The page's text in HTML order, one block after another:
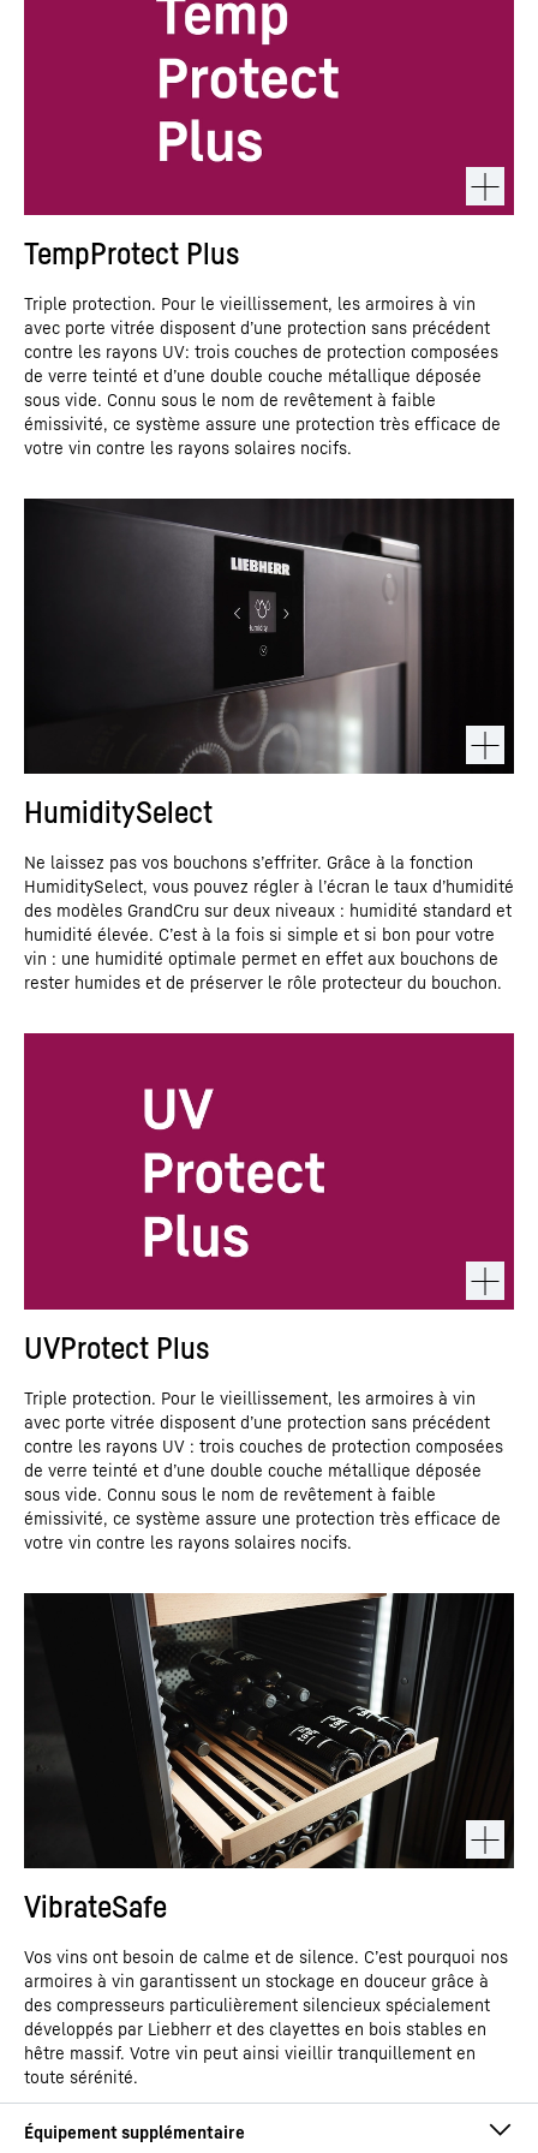
TempProtect Plus
Triple protection. Pour le vieillissement, les armoires à vin
avec porte vitrée disposent d’une protection sans précédent
contre les rayons UV: trois couches de protection composées
de verre teinté et d’une double couche métallique déposée
sous vide. Connu sous le nom de revêtement à faible
émissivité, ce système assure une protection très efficace de
votre vin contre les rayons solaires nocifs.
HumiditySelect
Ne laissez pas vos bouchons s’effriter. Grâce à la fonction
HumiditySelect, vous pouvez régler à l’écran le taux d’humidité
des modèles GrandCru sur deux niveaux : humidité standard et
humidité élevée. C’est à la fois si simple et si bon pour votre
vin : une humidité optimale permet en effet aux bouchons de
rester humides et de préserver le rôle protecteur du bouchon.
UVProtect Plus
Triple protection. Pour le vieillissement, les armoires à vin
avec porte vitrée disposent d’une protection sans précédent
contre les rayons UV : trois couches de protection composées
de verre teinté et d’une double couche métallique déposée
sous vide. Connu sous le nom de revêtement à faible
émissivité, ce système assure une protection très efficace de
votre vin contre les rayons solaires nocifs.
VibrateSafe
Vos vins ont besoin de calme et de silence. C’est pourquoi nos
armoires à vin garantissent un stockage en douceur grâce à
des compresseurs particulièrement silencieux spécialement
développés par Liebherr et des clayettes en bois stables en
hêtre massif. Votre vin peut ainsi vieillir tranquillement en
toute sérénité.